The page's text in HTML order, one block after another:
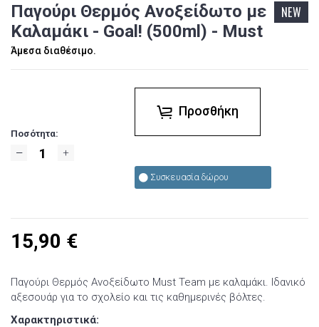
Παγούρι Θερμός Ανοξείδωτο με
Καλαμάκι - Goal! (500ml) - Must
NEW
Άμεσα διαθέσιμο.
Ποσότητα:
Προσθήκη
Συσκευασία δώρου
15,90 €
Παγούρι Θερμός Ανοξείδωτο Must Team με καλαμάκι. Ιδανικό
αξεσουάρ για το σχολείο και τις καθημερινές βόλτες.
Χαρακτηριστικά: